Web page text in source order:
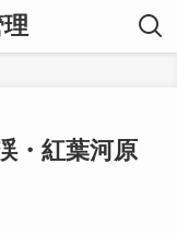
・紅葉河原